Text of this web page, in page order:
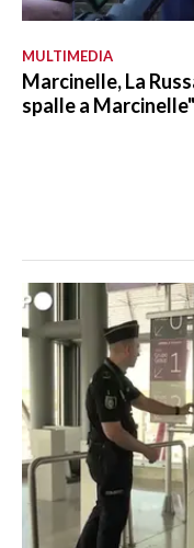
MULTIMEDIA
Marcinelle, La
spalle a Marcinelle"